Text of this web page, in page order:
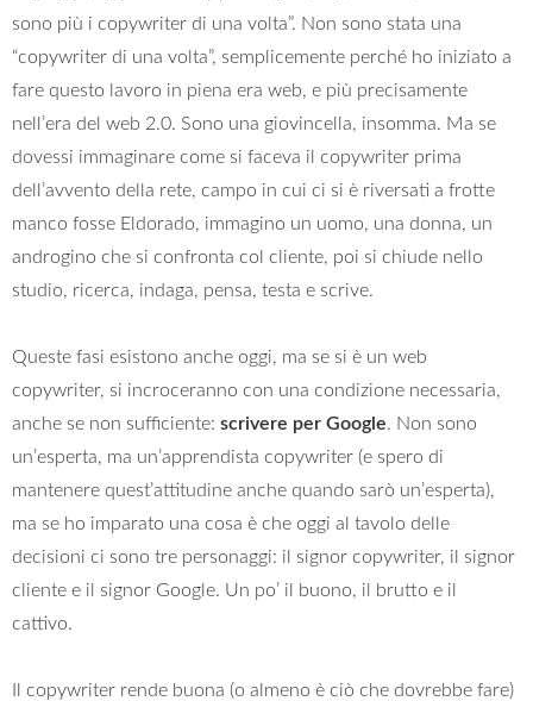
sono più i copywriter di una volta”. Non sono stata una
“copywriter di una volta”, semplicemente perché ho iniziato a
fare questo lavoro in piena era web, e più precisamente
nell’era del web 2.0. Sono una giovincella, insomma. Ma se
dovessi immaginare come si faceva il copywriter prima
dell’avvento della rete, campo in cui ci si è riversati a frotte
manco fosse Eldorado, immagino un uomo, una donna, un
androgino che si confronta col cliente, poi si chiude nello
studio, ricerca, indaga, pensa, testa e scrive.
Queste fasi esistono anche oggi, ma se si è un web
copywriter, si incroceranno con una condizione necessaria,
anche se non sufficiente: scrivere per Google. Non sono
un’esperta, ma un’apprendista copywriter (e spero di
mantenere quest’attitudine anche quando sarò un’esperta),
ma se ho imparato una cosa è che oggi al tavolo delle
decisioni ci sono tre personaggi: il signor copywriter, il signor
cliente e il signor Google. Un po’ il buono, il brutto e il
cattivo.
Il copywriter rende buona (o almeno è ciò che dovrebbe fare)